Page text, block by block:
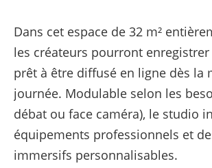
Dans cet espace de 32 m²
les créateurs pourront
prêt à être diffusé en ligne dès la
journée. Modulable selon les
débat ou face caméra), le studio
équipements professionnels et
immersifs personnalisables.